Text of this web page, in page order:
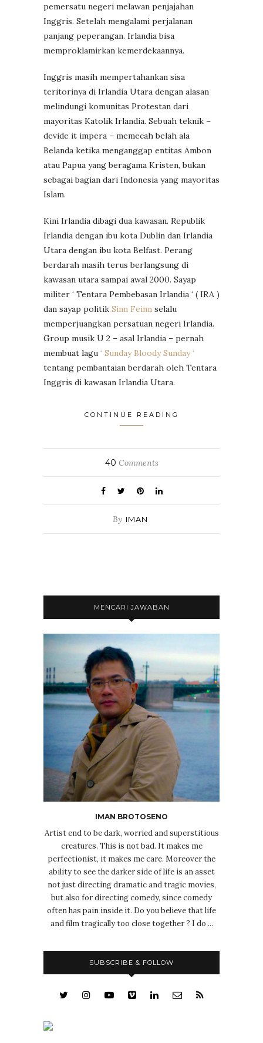
pemersatu negeri melawan penjajahan
Inggris. Setelah mengalami perjalanan
panjang peperangan. Irlandia bisa
memproklamirkan kemerdekaannya.
Inggris masih mempertahankan sisa
teritorinya di Irlandia Utara dengan alasan
melindungi komunitas Protestan dari
mayoritas Katolik Irlandia. Sebuah teknik –
devide it impera – memecah belah ala
Belanda ketika menganggap entitas Ambon
atau Papua yang beragama Kristen, bukan
sebagai bagian dari Indonesia yang mayoritas
Islam.
Kini Irlandia dibagi dua kawasan. Republik
Irlandia dengan ibu kota Dublin dan Irlandia
Utara dengan ibu kota Belfast. Perang
berdarah masih terus berlangsung di
kawasan utara sampai awal 2000. Sayap
militer ‘ Tentara Pembebasan Irlandia ‘ ( IRA )
dan sayap politik Sinn Feinn selalu
memperjuangkan persatuan negeri Irlandia.
Group musik U 2 – asal Irlandia – pernah
membuat lagu ‘ Sunday Bloody Sunday ‘
tentang pembantaian berdarah oleh Tentara
Inggris di kawasan Irlandia Utara.
CONTINUE READING
40 Comments
By IMAN
MENCARI JAWABAN
IMAN BROTOSENO
Artist end to be dark, worried and superstitious
creatures. This is not bad. It makes me
perfectionist, it makes me care. Moreover the
ability to see the darker side of life is an asset
not just directing dramatic and tragic movies,
but also for directing comedy, since comedy
often has pain inside it. Do you believe that life
and film tragically too close together ? I do ...
SUBSCRIBE & FOLLOW